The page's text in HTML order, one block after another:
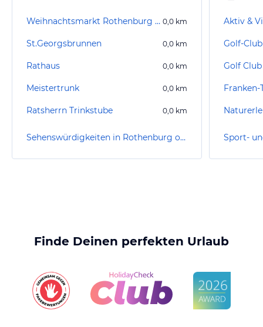
Weihnachtsmarkt Rothenburg ob der Tauber 0,0 km
St.Georgsbrunnen 0,0 km
Rathaus 0,0 km
Meistertrunk 0,0 km
Ratsherrn Trinkstube 0,0 km
Sehenswürdigkeiten in Rothenburg ob der Tauber
Golf-
Finde Deinen perfekten Urlaub